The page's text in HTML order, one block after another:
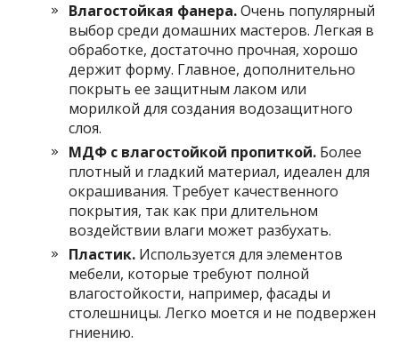
Влагостойкая фанера.Очень популярный
выбор среди домашних мастеров. Легкая в
обработке, достаточно прочная, хорошо
держит форму. Главное, дополнительно
покрыть ее защитным лаком или
морилкой для создания водозащитного
слоя.
МДФ с влагостойкой пропиткой. Более
плотный и гладкий материал, идеален для
окрашивания. Требует качественного
покрытия, так как при длительном
воздействии влаги может разбухать.
Пластик. Используется для элементов
мебели, которые требуют полной
влагостойкости, например, фасады и
столешницы. Легко моется и не подвержен
гниению.